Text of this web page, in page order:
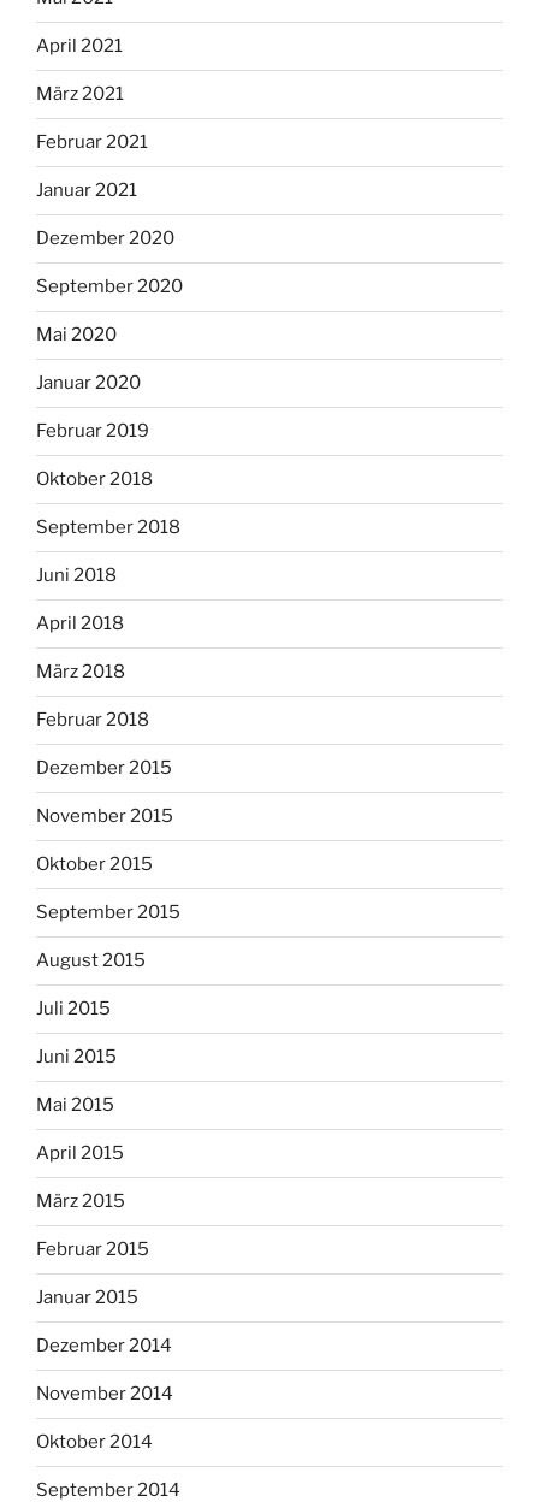
April 2021
März 2021
Februar 2021
Januar 2021
Dezember 2020
September 2020
Mai 2020
Januar 2020
Februar 2019
Oktober 2018
September 2018
Juni 2018
April 2018
März 2018
Februar 2018
Dezember 2015
November 2015
Oktober 2015
September 2015
August 2015
Juli 2015
Juni 2015
Mai 2015
April 2015
März 2015
Februar 2015
Januar 2015
Dezember 2014
November 2014
Oktober 2014
September 2014